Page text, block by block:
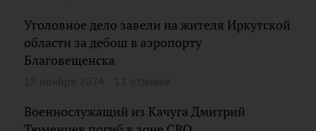
Уголовное дело завели на жителя Иркутской
области за дебош в аэропорту
Благовещенска
Военнослужащий из Качуга Дмитрий